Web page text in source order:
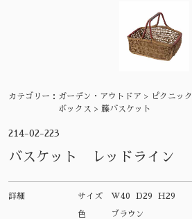
カテゴリー： ガーデン・アウトドア > ピクニック
ボックス > 籐バスケット
214-02-223
バスケット レッドライン
詳細 サイズ W40 D29 H29
色 ブラウン